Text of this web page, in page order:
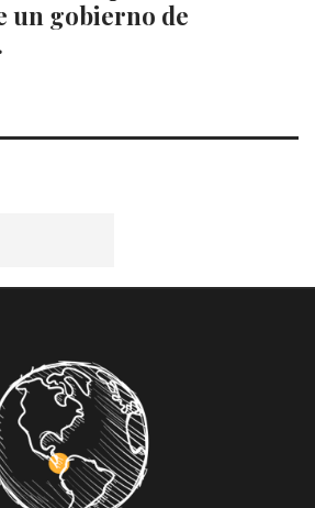
un gobierno de